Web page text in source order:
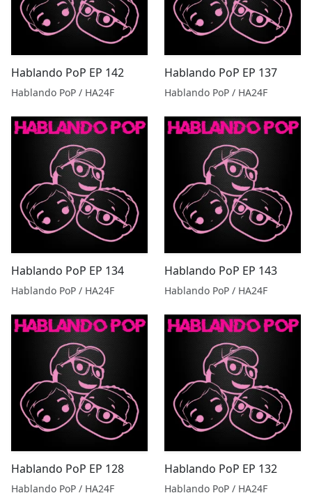
Hablando PoP EP 142
Hablando PoP / HA24F
Hablando PoP EP 137
Hablando PoP / HA24F
Hablando PoP EP 134
Hablando PoP / HA24F
Hablando PoP EP 143
Hablando PoP / HA24F
Hablando PoP EP 128
Hablando PoP / HA24F
Hablando PoP EP 132
Hablando PoP / HA24F